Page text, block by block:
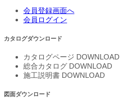
会員登録画面へ
会員ログイン
カタログダウンロード
カタログページ DOWNLOAD
総合カタログ DOWNLOAD
施工説明書 DOWNLOAD
図面ダウンロード